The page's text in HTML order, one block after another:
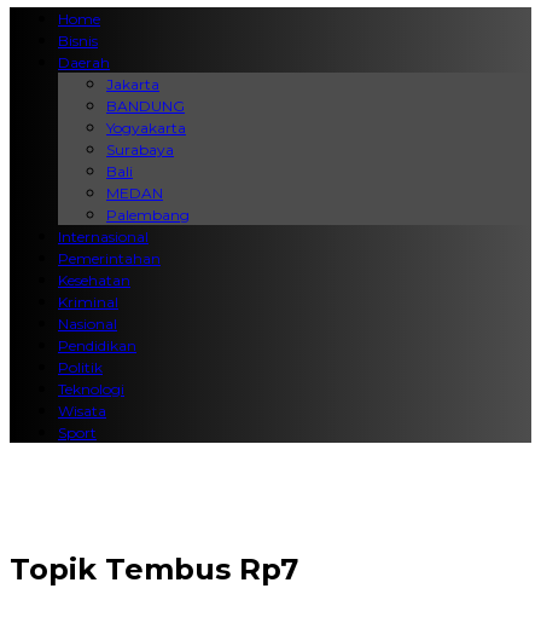
Home
Bisnis
Daerah
Jakarta
BANDUNG
Yogyakarta
Surabaya
Bali
MEDAN
Palembang
Internasional
Pemerintahan
Kesehatan
Kriminal
Nasional
Pendidikan
Politik
Teknologi
Wisata
Sport
Topik Tembus Rp7